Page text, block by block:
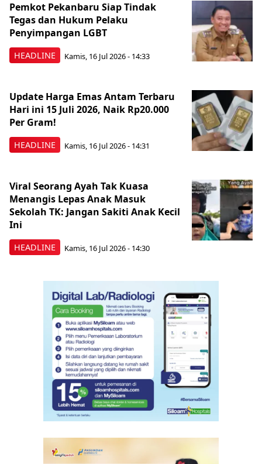
HEADLINE
Pemkot Pekanbaru Siap Tindak
Tegas dan Hukum Pelaku
Penyimpangan LGBT
Kamis, 16 Jul 2026 - 14:33
HEADLINE
Update Harga Emas Antam Terbaru
Hari ini 15 Juli 2026, Naik Rp20.000
Per Gram!
Kamis, 16 Jul 2026 - 14:31
HEADLINE
Viral Seorang Ayah Tak Kuasa
Menangis Lepas Anak Masuk
Sekolah TK: Jangan Sakiti Anak Kecil
Ini
Kamis, 16 Jul 2026 - 14:30